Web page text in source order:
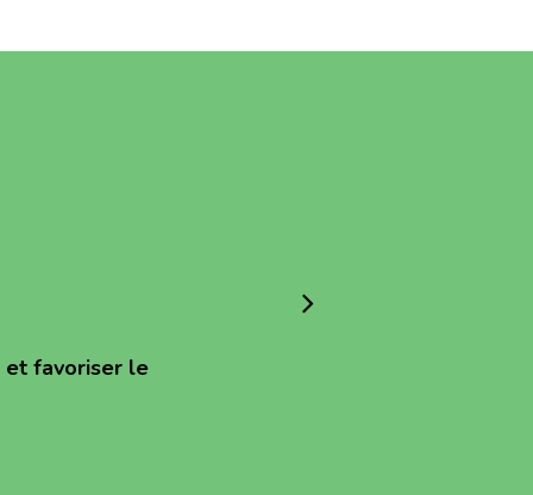
et favoriser le